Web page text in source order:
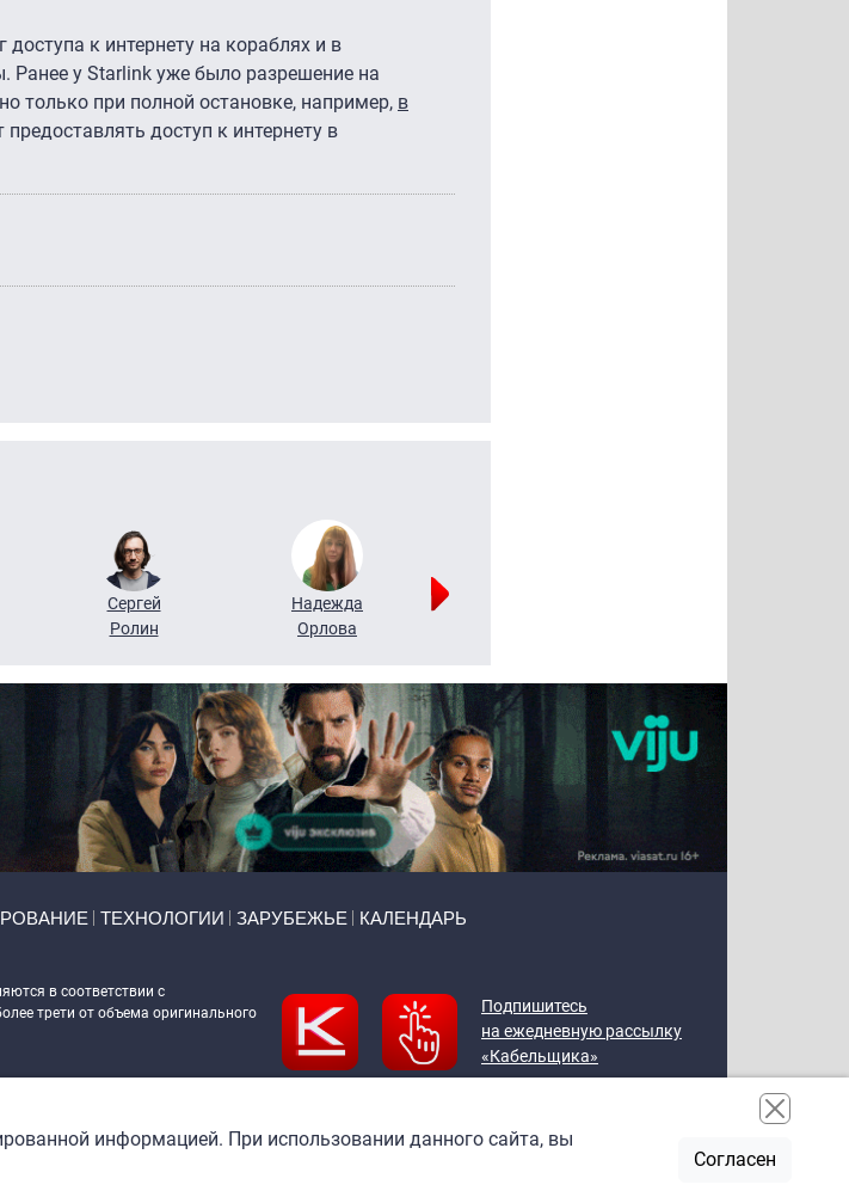
к интернету на кораблях и в
Ранее у Starlink уже было разрешение на
только при полной остановке, например, в
доступ к интернету в
Сергей
Ролин
Надежда
Орлова
ТЕХНОЛОГИИ ЗАРУБЕЖЬЕ КАЛЕНДАРЬ
в соответствии с
трети от объема оригинального
Подпишитесь
на ежедневную рассылку
«Кабельщика»
информацией. При использовании данного сайта, вы
Согласен